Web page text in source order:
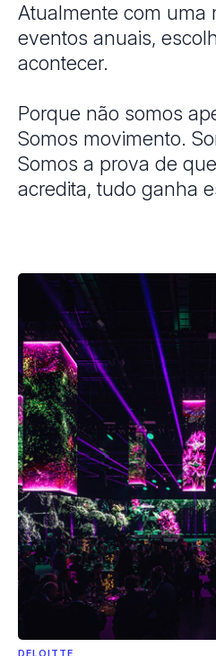
Atualmente com uma
eventos anuais,
acontecer.
Porque não somos
Somos movimento.
Somos a prova de
acredita, tudo ganha